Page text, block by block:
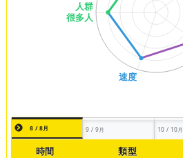
8 / 8月 9 / 9月 10 / 10月
時間 類型